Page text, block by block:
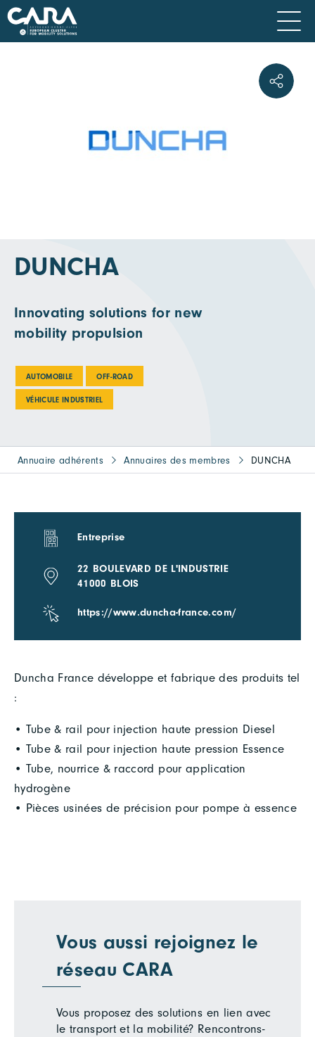
DUNCHA
Innovating solutions for new
mobility propulsion
AUTOMOBILE OFF-ROAD
VÉHICULE INDUSTRIEL
Annuaire adhérents Annuaires des membres DUNCHA
Duncha France développe et fabrique des produits tel
:
• Tube & rail pour injection haute pression Diesel
• Tube & rail pour injection haute pression Essence
• Tube, nourrice & raccord pour application
hydrogène
• Pièces usinées de précision pour pompe à essence
Entreprise
22 BOULEVARD DE L'INDUSTRIE
41000 BLOIS
https://www.duncha-france.com/
Vous aussi rejoignez le
réseau CARA
Vous proposez des solutions en lien avec
le transport et la mobilité? Rencontrons-